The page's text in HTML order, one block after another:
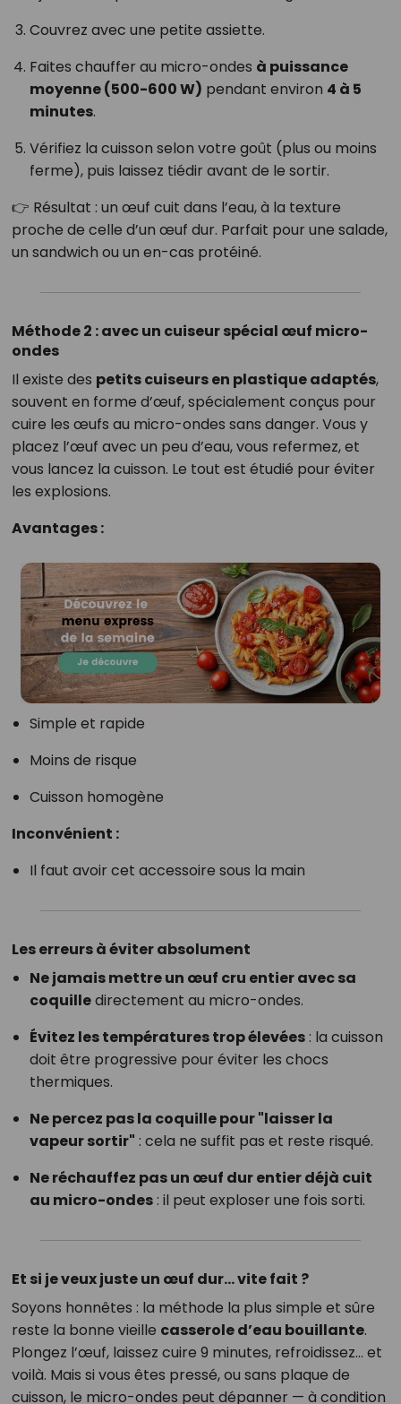
Couvrez avec une petite assiette.
Faites chauffer au micro-ondes à puissance
moyenne (500-600 W) pendant environ 4 à 5
minutes.
Vérifiez la cuisson selon votre goût (plus ou moins
ferme), puis laissez tiédir avant de le sortir.
👉 Résultat : un œuf cuit dans l’eau, à la texture
proche de celle d’un œuf dur. Parfait pour une salade,
un sandwich ou un en-cas protéiné.
Méthode 2 : avec un cuiseur spécial œuf micro-
ondes
Il existe des petits cuiseurs en plastique adaptés,
souvent en forme d’œuf, spécialement conçus pour
cuire les œufs au micro-ondes sans danger. Vous y
placez l’œuf avec un peu d’eau, vous refermez, et
vous lancez la cuisson. Le tout est étudié pour éviter
les explosions.
Avantages :
Simple et rapide
Moins de risque
Cuisson homogène
Inconvénient :
Il faut avoir cet accessoire sous la main
Les erreurs à éviter absolument
Ne jamais mettre un œuf cru entier avec sa
coquilledirectement au micro-ondes.
Évitez les températures trop élevées: la cuisson
doit être progressive pour éviter les chocs
thermiques.
Ne percez pas la coquille pour "laisser la
vapeur sortir" : cela ne suffit pas et reste risqué.
Ne réchauffez pas un œuf dur entier déjà cuit
au micro-ondes: il peut exploser une fois sorti.
Et si je veux juste un œuf dur… vite fait ?
Soyons honnêtes : la méthode la plus simple et sûre
reste la bonne vieille casserole d’eau bouillante.
Plongez l’œuf, laissez cuire 9 minutes, refroidissez… et
voilà. Mais si vous êtes pressé, ou sans plaque de
cuisson, le micro-ondes peut dépanner — à condition